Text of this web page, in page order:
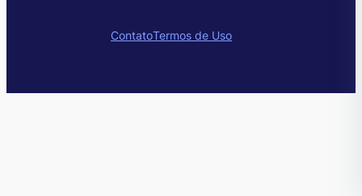
ContatoTermos de UsoInstagram